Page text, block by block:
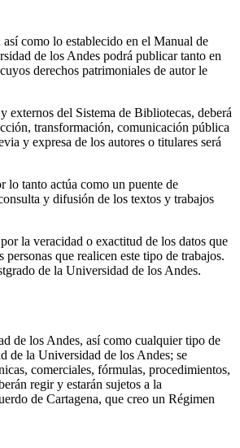
como lo establecido en el Manual de
de los Andes podrá publicar tanto en
derechos patrimoniales de autor le
externos del Sistema de Bibliotecas, deberá
transformación, comunicación pública
y expresa de los autores o titulares será
lo tanto actúa como un puente de
y difusión de los textos y trabajos
la veracidad o exactitud de los datos que
que realicen este tipo de trabajos.
de la Universidad de los Andes.
de los Andes, así como cualquier tipo de
de la Universidad de los Andes; se
comerciales, fórmulas, procedimientos,
regir y estarán sujetos a la
de Cartagena, que creo un Régimen